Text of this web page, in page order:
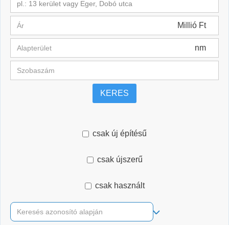
pl.: 13 kerület vagy Eger, Dobó utca
Millió Ft
nm
KERES
csak új építésű
csak újszerű
csak használt
RÉSZLETES KERESŐ